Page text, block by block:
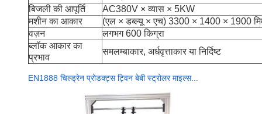
बिजली की आपूर्ति
AC380V × व्यास × 5KW
मशीन का आकार
(एल × डब्ल्यू × एच) 3300 × 1400 × 1900
वज़न
लगभग 600 किग्रा
ब्लॉक आकार का
प्रभाव
समलम्बाकार, अर्धवृत्ताकार या निर्दिष्ट
EN1888 चिल्ड्रेन प्रोडक्ट्स ट्विन बेबी स्ट्रोलर माइल्स...